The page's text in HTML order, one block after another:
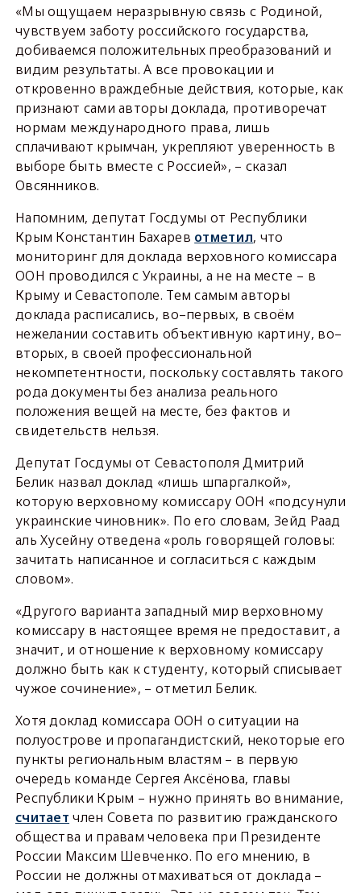
«Мы ощущаем неразрывную связь с Родиной,
чувствуем заботу российского государства,
добиваемся положительных преобразований и
видим результаты. А все провокации и
откровенно враждебные действия, которые, как
признают сами авторы доклада, противоречат
нормам международного права, лишь
сплачивают крымчан, укрепляют уверенность в
выборе быть вместе с Россией», – сказал
Овсянников.
Напомним, депутат Госдумы от Республики
Крым Константин Бахарев отметил, что
мониторинг для доклада верховного комиссара
ООН проводился с Украины, а не на месте – в
Крыму и Севастополе. Тем самым авторы
доклада расписались, во–первых, в своём
нежелании составить объективную картину, во–
вторых, в своей профессиональной
некомпетентности, поскольку составлять такого
рода документы без анализа реального
положения вещей на месте, без фактов и
свидетельств нельзя.
Депутат Госдумы от Севастополя Дмитрий
Белик назвал доклад «лишь шпаргалкой»,
которую верховному комиссару ООН «подсунули
украинские чиновник». По его словам, Зейд Раад
аль Хусейну отведена «роль говорящей головы:
зачитать написанное и согласиться с каждым
словом».
«Другого варианта западный мир верховному
комиссару в настоящее время не предоставит, а
значит, и отношение к верховному комиссару
должно быть как к студенту, который списывает
чужое сочинение», – отметил Белик.
Хотя доклад комиссара ООН о ситуации на
полуострове и пропагандистский, некоторые его
пункты региональным властям – в первую
очередь команде Сергея Аксёнова, главы
Республики Крым – нужно принять во внимание,
считает член Совета по развитию гражданского
общества и правам человека при Президенте
России Максим Шевченко. По его мнению, в
России не должны отмахиваться от доклада –